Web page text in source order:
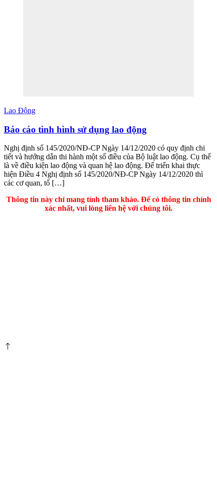
Lao Động
Báo cáo tình hình sử dụng lao động
Nghị định số 145/2020/NĐ-CP Ngày 14/12/2020 có quy định chi
tiết và hướng dẫn thi hành một số điều của Bộ luật lao động. Cụ thể
là về điều kiện lao động và quan hệ lao động. Để triển khai thực
hiện Điều 4 Nghị định số 145/2020/NĐ-CP Ngày 14/12/2020 thì
các cơ quan, tổ […]
Thông tin này chỉ mang tính tham khảo. Để có thông tin chính
xác nhất, vui lòng liên hệ với chúng tôi.